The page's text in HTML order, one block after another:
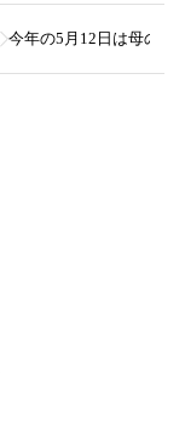
今年の5月12日は母の日